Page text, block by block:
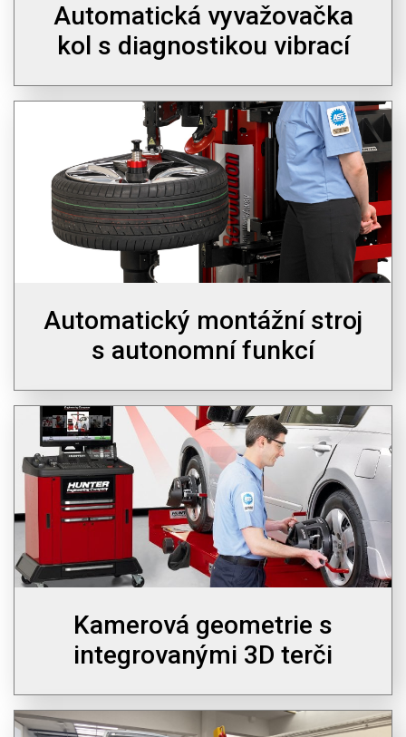
Automatická vyvažovačka
kol s diagnostikou vibrací
Automatický montážní stroj
s autonomní funkcí
Kamerová geometrie s
integrovanými 3D terči